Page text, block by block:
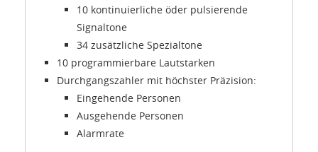
10 kontinuierliche öder pulsierende
Signaltone
34 zusätzliche Spezialtone
10 programmierbare Lautstarken
Durchgangszahler mit höchster Präzision:
Eingehende Personen
Ausgehende Personen
Alarmrate